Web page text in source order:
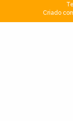
Criado